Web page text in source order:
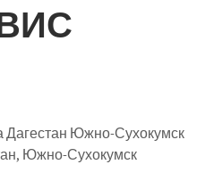
Дагестан Южно-Сухокумск
Южно-Сухокумск